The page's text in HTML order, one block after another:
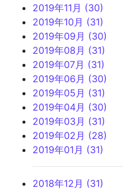
2019年11月 (30)
2019年10月 (31)
2019年09月 (30)
2019年08月 (31)
2019年07月 (31)
2019年06月 (30)
2019年05月 (31)
2019年04月 (30)
2019年03月 (31)
2019年02月 (28)
2019年01月 (31)
2018年12月 (31)